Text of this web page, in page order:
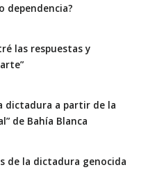
dependencia?
las respuestas y
dictadura a partir de la
de Bahía Blanca
de la dictadura genocida